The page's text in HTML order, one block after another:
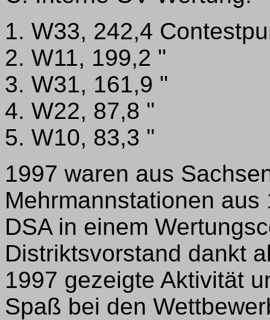
1. W33, 242,4
2. W11, 199,2 "
3. W31, 161,9 "
4. W22, 87,8 "
5. W10, 83,3 "
1997 waren aus
Mehrmannstationen
DSA in einem
Distriktsvorstand dankt
1997 gezeigte Aktivität
Spaß bei den